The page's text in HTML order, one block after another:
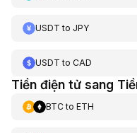
USDT to JPY
USDT to CAD
Tiền điện tử sang
BTCto ETH